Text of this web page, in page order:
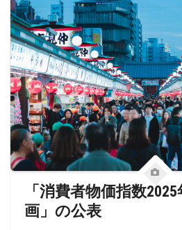
「消費者物価指数
画」の公表